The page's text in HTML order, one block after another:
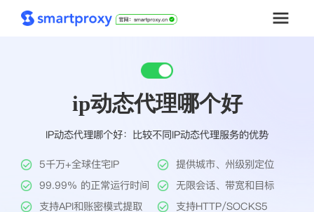
解决方案
工具
ip动态代理哪个好
IP动态代理哪个好：比较不同IP动态代理服务的优势
5千万+全球住宅IP
提供城市、州级别定位
99.99% 的正常运行时间
无限会话、带宽和目标
支持API和账密模式提取
支持HTTP/SOCKS5